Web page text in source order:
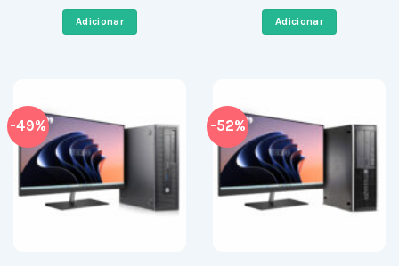
978,68 €.
Adicionar
839,00 €.
Adicionar
-49% -52%